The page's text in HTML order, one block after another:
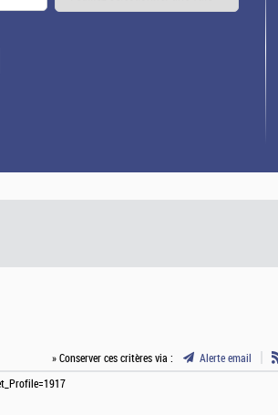
» Conserver ces critères via : Alerte email